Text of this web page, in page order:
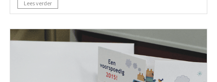
Lees verder